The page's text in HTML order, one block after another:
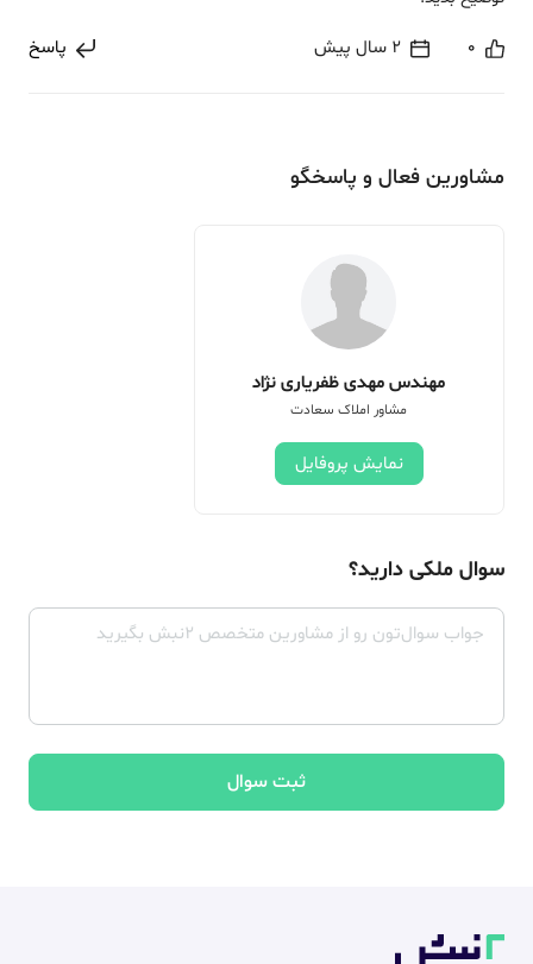
0 2 سال پیش پاسخ
مشاورین فعال و پاسخگو
مهندس مهدی ظفریاری نژاد
مشاور املاک سعادت
نمایش پروفایل
سوال ملکی دارید؟
ثبت سوال